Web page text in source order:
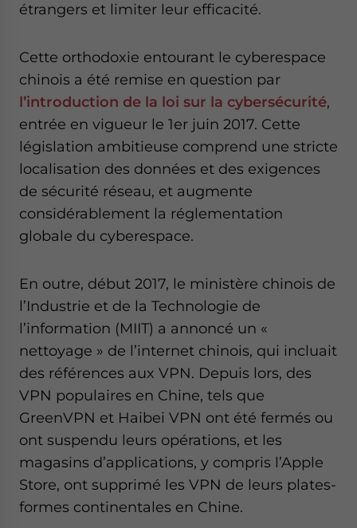
étrangers et limiter leur efficacité.
Cette orthodoxie entourant le cyberespace
chinois a été remise en question par
l’introduction de la loi sur la cybersécurité,
entrée en vigueur le 1er juin 2017. Cette
législation ambitieuse comprend une stricte
localisation des données et des exigences
de sécurité réseau, et augmente
considérablement la réglementation
globale du cyberespace.
En outre, début 2017, le ministère chinois de
l’Industrie et de la Technologie de
l’information (MIIT) a annoncé un «
nettoyage » de l’internet chinois, qui incluait
des références aux VPN. Depuis lors, des
VPN populaires en Chine, tels que
GreenVPN et Haibei VPN ont été fermés ou
ont suspendu leurs opérations, et les
magasins d’applications, y compris l’Apple
Store, ont supprimé les VPN de leurs plates-
formes continentales en Chine.